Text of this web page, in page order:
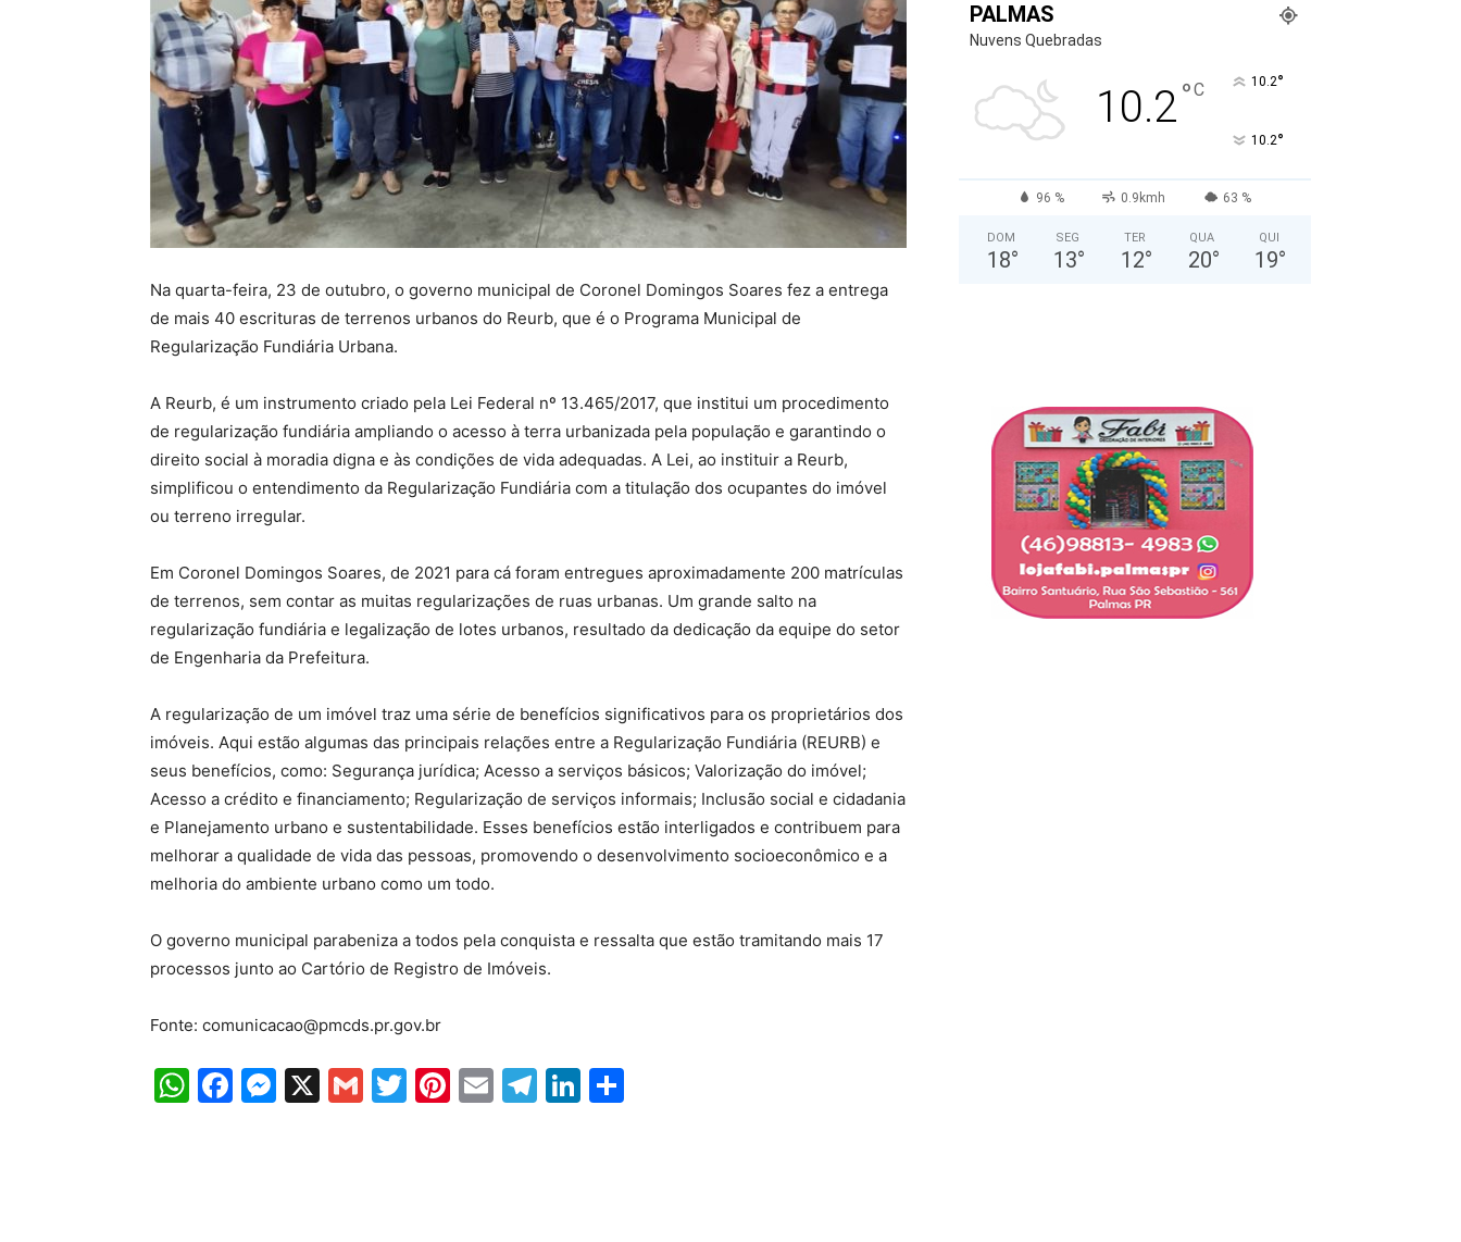
Na quarta-feira, 23 de outubro, o governo municipal de Coronel Domingos Soares fez a entrega
de mais 40 escrituras de terrenos urbanos do Reurb, que é o Programa Municipal de
Regularização Fundiária Urbana.
A Reurb, é um instrumento criado pela Lei Federal nº 13.465/2017, que institui um procedimento
de regularização fundiária ampliando o acesso à terra urbanizada pela população e garantindo o
direito social à moradia digna e às condições de vida adequadas. A Lei, ao instituir a Reurb,
simplificou o entendimento da Regularização Fundiária com a titulação dos ocupantes do imóvel
ou terreno irregular.
Em Coronel Domingos Soares, de 2021 para cá foram entregues aproximadamente 200 matrículas
de terrenos, sem contar as muitas regularizações de ruas urbanas. Um grande salto na
regularização fundiária e legalização de lotes urbanos, resultado da dedicação da equipe do setor
de Engenharia da Prefeitura.
A regularização de um imóvel traz uma série de benefícios significativos para os proprietários dos
imóveis. Aqui estão algumas das principais relações entre a Regularização Fundiária (REURB) e
seus benefícios, como: Segurança jurídica; Acesso a serviços básicos; Valorização do imóvel;
Acesso a crédito e financiamento; Regularização de serviços informais; Inclusão social e cidadania
e Planejamento urbano e sustentabilidade. Esses benefícios estão interligados e contribuem para
melhorar a qualidade de vida das pessoas, promovendo o desenvolvimento socioeconômico e a
melhoria do ambiente urbano como um todo.
O governo municipal parabeniza a todos pela conquista e ressalta que estão tramitando mais 17
processos junto ao Cartório de Registro de Imóveis.
Fonte: comunicacao@pmcds.pr.gov.br
WhatsApp
Facebook
Messenger
X GmailTwitter
Pinterest
EmailTelegram
LinkedIn
PALMAS
Nuvens Quebradas
10.2°C 10.2°
10.2°
96 % 0.9kmh 63 %
DOM
18°
SEG
13°
TER
12°
QUA
20°
QUI
19°